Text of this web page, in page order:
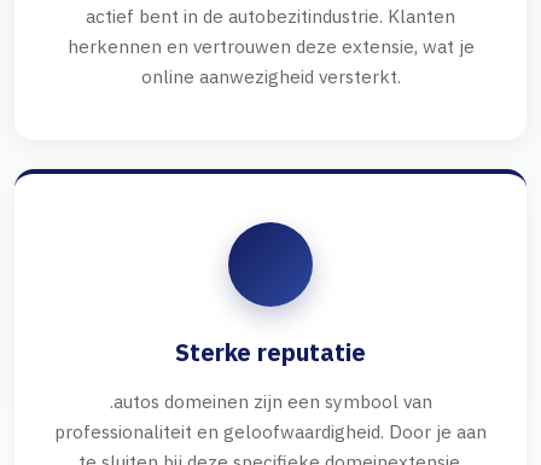
actief bent in de autobezitindustrie. Klanten
herkennen en vertrouwen deze extensie, wat je
online aanwezigheid versterkt.
Sterke reputatie
.autos domeinen zijn een symbool van
professionaliteit en geloofwaardigheid. Door je aan